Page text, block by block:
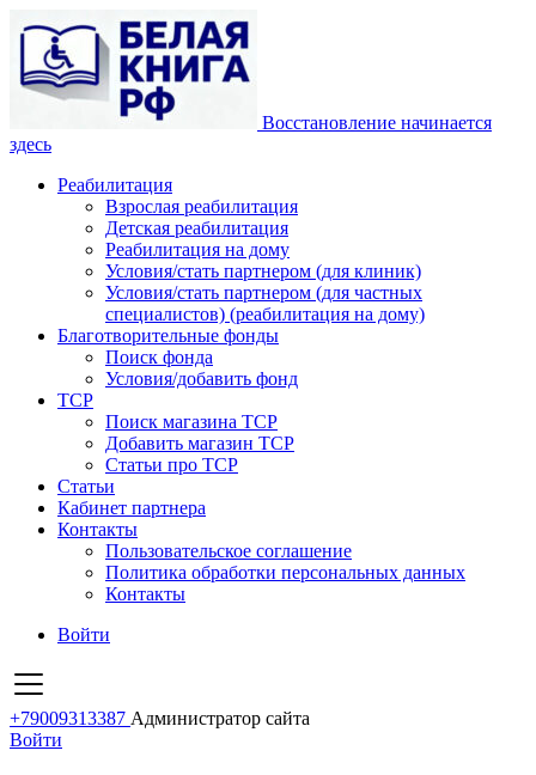
Восстановление начинается
здесь
Реабилитация
Взрослая реабилитация
Детская реабилитация
Реабилитация на дому
Условия/стать партнером (для клиник)
Условия/стать партнером (для частных
специалистов) (реабилитация на дому)
Благотворительные фонды
Поиск фонда
Условия/добавить фонд
ТСР
Поиск магазина ТСР
Добавить магазин ТСР
Статьи про ТСР
Статьи
Кабинет партнера
Контакты
Пользовательское соглашение
Политика обработки персональных данных
Контакты
Войти
+79009313387 Администратор сайта
Войти